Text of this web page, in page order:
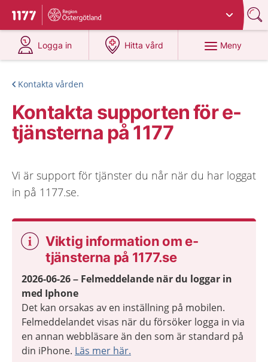
Till startsidan för 1177
Du har valt region
Logga in
på 1177.se
Hitta vård
på 1177.se
Meny
Kontakta vården
Kontakta supporten för e-
tjänsterna på 1177
Vi är support för tjänster du når när du har loggat
in på 1177.se.
Viktig information om e-
tjänsterna på 1177.se
2026-06-26 – Felmeddelande när du loggar in
med Iphone
Det kan orsakas av en inställning på mobilen.
Felmeddelandet visas när du försöker logga in via
en annan webbläsare än den som är standard på
din iPhone. Läs mer här.